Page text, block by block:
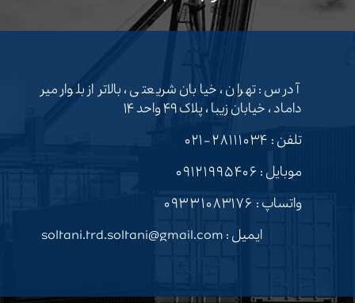
آدرس : تهران ، خیابان شریعتی ، بالاتر از بلوار میر
داماد ، خیابان زیبا ، پلاک ۴۹ واحد ۱۴
تلفن : ۲۸۱۱۱۰۳۴-۰۲۱
موبایل : ۰۹۱۲۱۹۹۵۴۰۶
واتساپ : ۰۹۳۳۱۰۸۳۱۷۶
ایمیل : soltani.trd.soltani@gmail.com